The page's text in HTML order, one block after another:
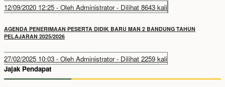
12/09/2020 12:25 - Oleh Administrator - Dilihat 8643 kali
AGENDA PENERIMAAN PESERTA DIDIK BARU MAN 2 BANDUNG TAHUN
PELAJARAN 2025/2026
27/02/2025 10:03 - Oleh Administrator - Dilihat 2259 kali
Jajak Pendapat